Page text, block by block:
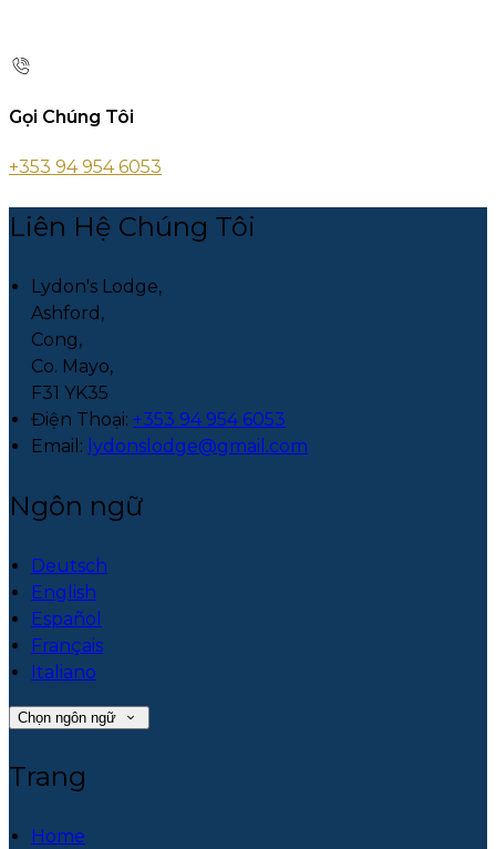
Gọi Chúng Tôi
+353 94 954 6053
Liên Hệ Chúng Tôi
Lydon's Lodge,
Ashford,
Cong,
Co. Mayo,
F31 YK35
Điện Thoại: +353 94 954 6053
Email: lydonslodge@gmail.com
Ngôn ngữ
Deutsch
English
Español
Français
Italiano
Chọn ngôn ngữ
Trang
Home